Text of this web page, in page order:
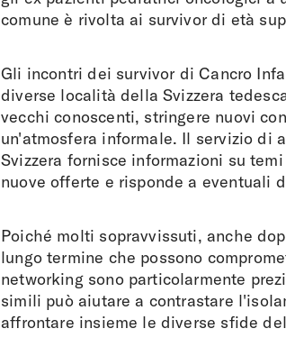
comune è rivolta ai survivor di età
Gli incontri dei survivor di Cancro
diverse località della Svizzera
vecchi conoscenti, stringere nuovi
un'atmosfera informale. Il servizio di
Svizzera fornisce informazioni su
nuove offerte e risponde a eventuali
Poiché molti sopravvissuti, anche
lungo termine che possono
networking sono particolarmente
simili può aiutare a contrastare
affrontare insieme le diverse sfide